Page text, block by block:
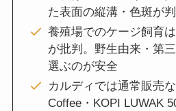
た表面の縦溝・色斑が
養殖場でのケージ飼育
が批判。野生由来・第
選ぶのが安全
カルディでは通常販売
Coffee・KOPI LUWAK